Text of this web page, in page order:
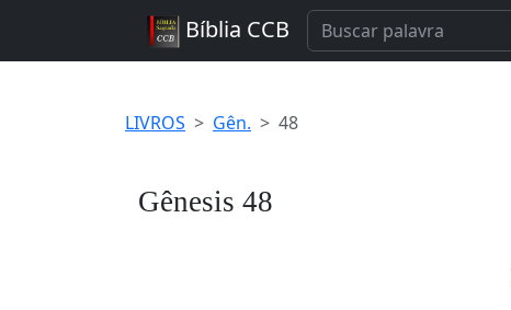
Bíblia CCB
LIVROS Gên. 48
Gênesis 48